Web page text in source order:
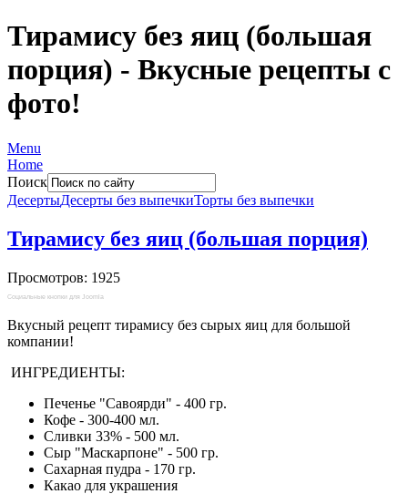
Тирамису без яиц (большая
порция) - Вкусные рецепты с
фото!
Menu
Home
Поиск
ДесертыДесерты без выпечкиТорты без выпечки
Тирамису без яиц (большая порция)
Просмотров: 1925
Социальные кнопки для Joomla
Вкусный рецепт тирамису без сырых яиц для большой
компании!
ИНГРЕДИЕНТЫ:
Печенье "Савоярди" - 400 гр.
Кофе - 300-400 мл.
Сливки 33% - 500 мл.
Сыр "Маскарпоне" - 500 гр.
Сахарная пудра - 170 гр.
Какао для украшения